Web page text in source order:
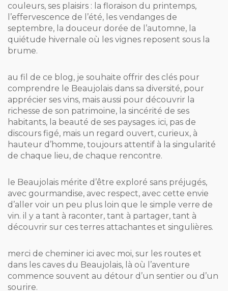
couleurs, ses plaisirs : la floraison du printemps,
l’effervescence de l’été, les vendanges de
septembre, la douceur dorée de l’automne, la
quiétude hivernale où les vignes reposent sous la
brume.
au fil de ce blog, je souhaite offrir des clés pour
comprendre le Beaujolais dans sa diversité, pour
apprécier ses vins, mais aussi pour découvrir la
richesse de son patrimoine, la sincérité de ses
habitants, la beauté de ses paysages. ici, pas de
discours figé, mais un regard ouvert, curieux, à
hauteur d’homme, toujours attentif à la singularité
de chaque lieu, de chaque rencontre.
le Beaujolais mérite d’être exploré sans préjugés,
avec gourmandise, avec respect, avec cette envie
d’aller voir un peu plus loin que le simple verre de
vin. il y a tant à raconter, tant à partager, tant à
découvrir sur ces terres attachantes et singulières.
merci de cheminer ici avec moi, sur les routes et
dans les caves du Beaujolais, là où l’aventure
commence souvent au détour d’un sentier ou d’un
sourire.